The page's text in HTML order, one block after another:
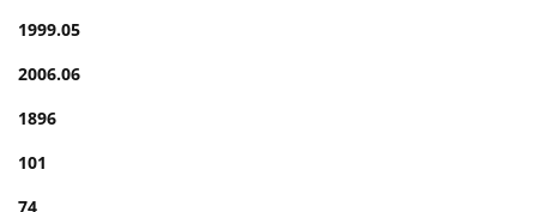
1999.05
2006.06
1896
101
74